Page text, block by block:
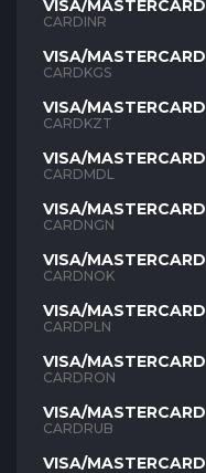
VISA/MASTERCARD
INR
CARDINR
VISA/MASTERCARD
KGS
CARDKGS
VISA/MASTERCARD
KZT
CARDKZT
VISA/MASTERCARD
MDL
CARDMDL
VISA/MASTERCARD
NGN
CARDNGN
VISA/MASTERCARD
NOK
CARDNOK
VISA/MASTERCARD
PLN
CARDPLN
VISA/MASTERCARD
RON
CARDRON
VISA/MASTERCARD
RUB
CARDRUB
VISA/MASTERCARD